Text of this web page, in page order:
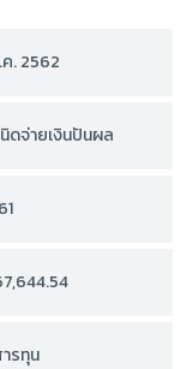
. 2562
ดจ่ายเงินปันผล
รทุน